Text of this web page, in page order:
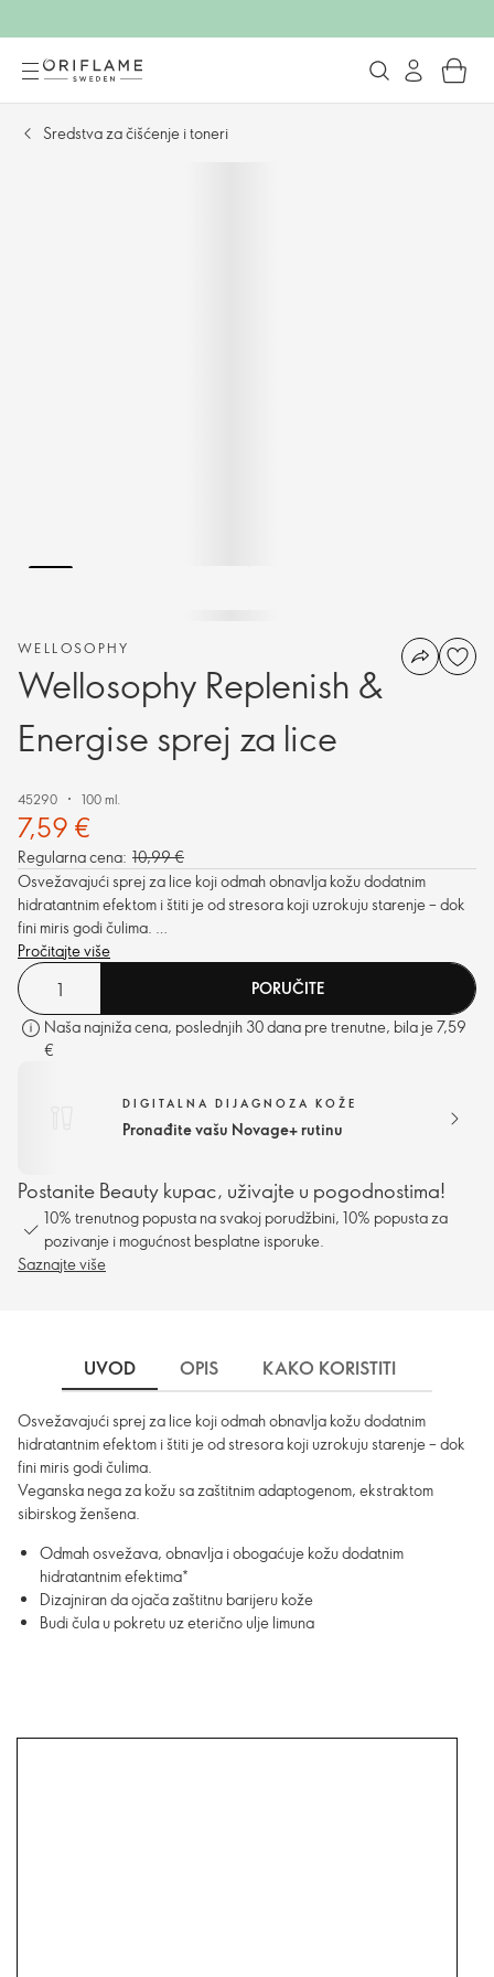
Sredstva za čišćenje i toneri
WELLOSOPHY
Wellosophy Replenish &
Energise sprej za lice
45290 100 ml.
7,59 €
Regularna cena: 10,99 €
Osvežavajući sprej za lice koji odmah obnavlja kožu dodatnim
hidratantnim efektom i štiti je od stresora koji uzrokuju starenje – dok
fini miris godi čulima.
Veganska nega za kožu sa zaštitnim adaptogenom, ekstraktom
sibirskog ženšena.
Pročitajte više
PORUČITE
Naša najniža cena, poslednjih 30 dana pre trenutne, bila je 7,59
€
DIGITALNA DIJAGNOZA KOŽE
Pronađite vašu Novage+ rutinu
Postanite Beauty kupac, uživajte u pogodnostima!
10% trenutnog popusta na svakoj porudžbini, 10% popusta za
pozivanje i mogućnost besplatne isporuke.
Saznajte više
UVOD OPIS KAKO KORISTITI
Osvežavajući sprej za lice koji odmah obnavlja kožu dodatnim
hidratantnim efektom i štiti je od stresora koji uzrokuju starenje – dok
fini miris godi čulima.
Veganska nega za kožu sa zaštitnim adaptogenom, ekstraktom
sibirskog ženšena.
Odmah osvežava, obnavlja i obogaćuje kožu dodatnim
hidratantnim efektima*
Dizajniran da ojača zaštitnu barijeru kože
Budi čula u pokretu uz eterično ulje limuna